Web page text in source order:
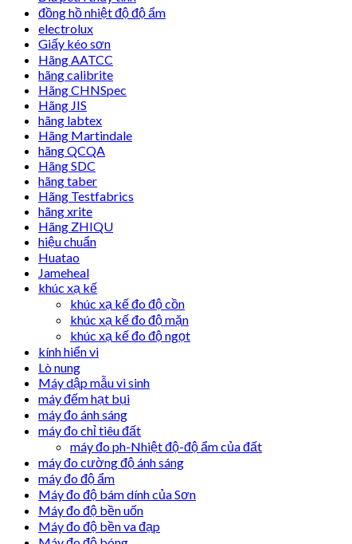
đồng hồ nhiệt độ độ ẩm
electrolux
Giấy kéo sơn
Hãng AATCC
hãng calibrite
Hãng CHNSpec
Hãng JIS
hãng labtex
Hãng Martindale
hãng QCQA
Hãng SDC
hãng taber
Hãng Testfabrics
hãng xrite
Hãng ZHIQU
hiệu chuẩn
Huatao
Jameheal
khúc xạ kế
khúc xạ kế đo độ cồn
khúc xạ kế đo độ mặn
khúc xạ kế đo độ ngọt
kính hiển vi
Lò nung
Máy dập mẫu vi sinh
máy đếm hạt bụi
máy đo ánh sáng
máy đo chỉ tiêu đất
máy đo ph-Nhiệt độ-độ ẩm của đất
máy đo cường độ ánh sáng
máy đo độ ẩm
Máy đo độ bám dính của Sơn
Máy đo độ bền uốn
Máy đo độ bền va đạp